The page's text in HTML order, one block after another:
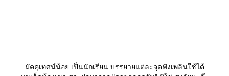
มัคคุเทศน์น้อย เป็นนักเรียน บรรยายแต่ละจุดฟังเพลินใช้ได้